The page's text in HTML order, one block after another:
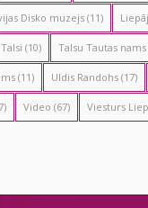
Disko muzejs(11)
Talsi (10) Talsu Tautas nams
(11) Uldis Randohs(17)
Video (67) Viesturs